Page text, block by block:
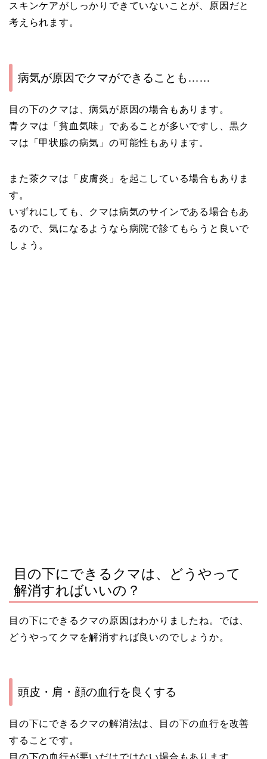
スキンケアがしっかりできていないことが、原因だと
考えられます。
病気が原因でクマができることも……
目の下のクマは、病気が原因の場合もあります。
青クマは「貧血気味」であることが多いですし、黒ク
マは「甲状腺の病気」の可能性もあります。
また茶クマは「皮膚炎」を起こしている場合もありま
す。
いずれにしても、クマは病気のサインである場合もあ
るので、気になるようなら病院で診てもらうと良いで
しょう。
目の下にできるクマは、どうやって
解消すればいいの？
目の下にできるクマの原因はわかりましたね。では、
どうやってクマを解消すれば良いのでしょうか。
頭皮・肩・顔の血行を良くする
目の下にできるクマの解消法は、目の下の血行を改善
することです。